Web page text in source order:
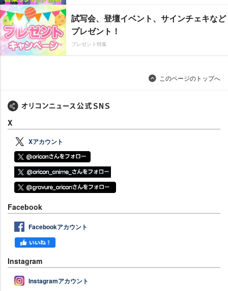
試写会、登壇イベント、サインチェキなど
プレゼント！
プレゼント特集
このページのトップへ
X
Xアカウント
Facebook
Facebookアカウント
Instagram
Instagramアカウント